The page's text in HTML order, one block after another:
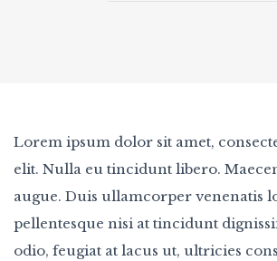
Lorem ipsum dolor sit amet,
elit. Nulla eu tincidunt libero.
augue. Duis ullamcorper venenatis
pellentesque nisi at tincidunt
odio, feugiat at lacus ut, ultricies